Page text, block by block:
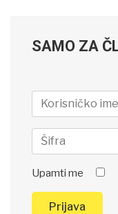
SAMO ZA
Upamti me
Prijava